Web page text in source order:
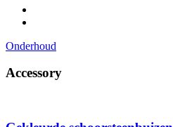
Onderhoud
Accessory